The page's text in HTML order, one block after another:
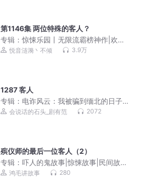
第1146集 两位特殊的客人？
专辑：惊悚乐园丨无限流霸榜神作|欢迎
来到，惊悚乐园|多人有声剧
悦音涟漪丶不倾 3.9万
1287 客人
专辑： 电诈风云：我被骗到缅北的日子|
血色缅北||真实缅北|会员免费
会说话的石头_剧有范 2072
殡仪师的最后一位客人（2）
专辑： 吓人的鬼故事|惊悚故事|民间故
事|志怪故事
鸿毛讲故事 280